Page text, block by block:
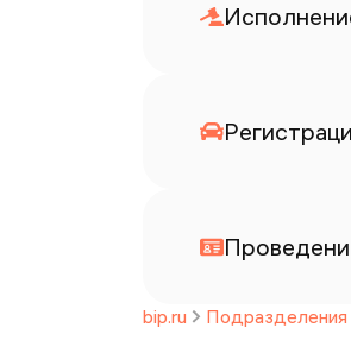
bip.ru